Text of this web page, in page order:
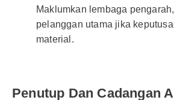
Maklumkan lembaga
pelanggan utama jika
material.
Penutup Dan Cadangan